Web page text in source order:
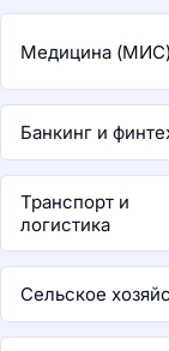
Медицина (МИС)
Банкинг и
Транспорт и
логистика
Сельское